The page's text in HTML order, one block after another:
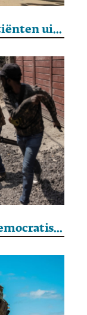
DR Congo: 131 ziekenhuispatiënten uit Goma gekidnapt door M23
Rode Kruis: ‘Gevechten in Democratische Republiek Congo worden heviger’